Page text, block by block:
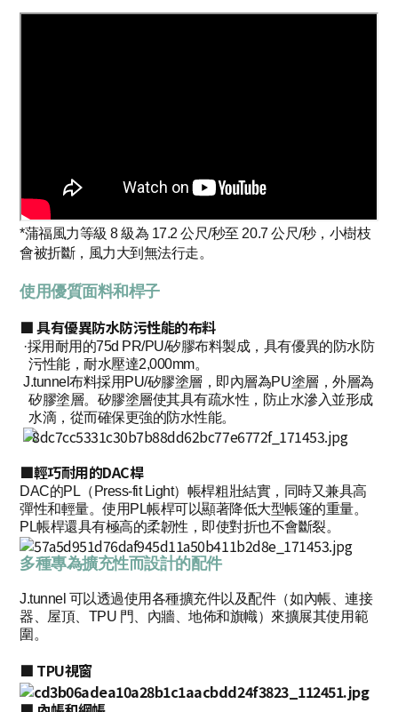
*蒲福風力等級 8 級為 17.2 公尺/秒至 20.7 公尺/秒，小樹枝
會被折斷，風力大到無法行走。
使用優質面料和桿子
■ 具有優異防水防污性能的布料
·採用耐用的75d PR/PU/矽膠布料製成，具有優異的防水防
污性能，耐水壓達2,000mm。
J.tunnel布料採用PU/矽膠塗層，即內層為PU塗層，外層為
矽膠塗層。矽膠塗層使其具有疏水性，防止水滲入並形成
水滴，從而確保更強的防水性能。
■輕巧耐用的DAC桿
DAC的PL（Press-fit Light）帳桿粗壯結實，同時又兼具高
彈性和輕量。使用PL帳桿可以顯著降低大型帳篷的重量。
PL帳桿還具有極高的柔韌性，即使對折也不會斷裂。
多種專為擴充性而設計的配件
J.tunnel 可以透過使用各種擴充件以及配件（如內帳、連接
器、屋頂、TPU 門、內牆、地佈和旗幟）來擴展其使用範
圍。
■ TPU視窗